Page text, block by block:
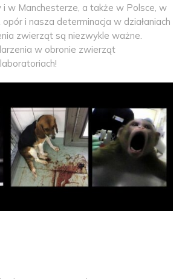
i w Manchesterze, a także w Polsce, w
i nasza determinacja w działaniach
zwierząt są niezwykle ważne.
w obronie zwierząt